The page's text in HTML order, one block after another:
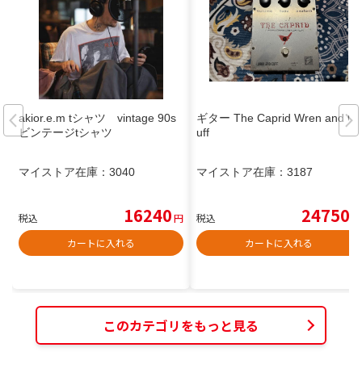
akior.e.m tシャツ vintage 90s
ビンテージtシャツ
マイストア在庫： 3040
税込 16240円
カートに入れる
ギター The Caprid Wren and C
uff
マイストア在庫： 3187
税込 24750
カートに入れる
このカテゴリをもっと見る